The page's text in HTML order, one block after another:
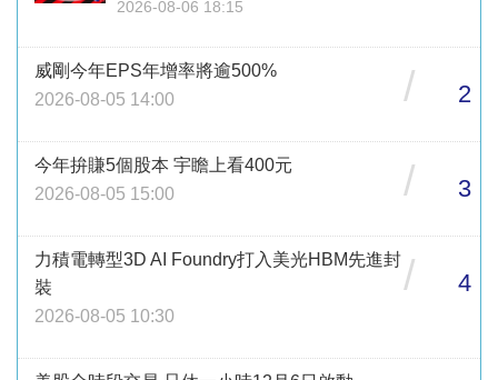
2026-08-06 18:15
威剛今年EPS年增率將逾500%
2026-08-05 14:00
/ 2
今年拚賺5個股本 宇瞻上看400元
2026-08-05 15:00
/ 3
力積電轉型3D AI Foundry打入美光HBM先進封
裝
2026-08-05 10:30
/ 4